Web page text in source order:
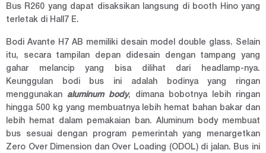
Bus R260 yang dapat disaksikan langsung di booth Hino yang
terletak di Hall7 E.
Bodi Avante H7 AB memiliki desain model double glass. Selain
itu, secara tampilan depan didesain dengan tampang yang
gahar melancip yang bisa dilihat dari headlamp-nya.
Keunggulan bodi bus ini adalah bodinya yang ringan
menggunakan aluminum body, dimana bobotnya lebih ringan
hingga 500 kg yang membuatnya lebih hemat bahan bakar dan
lebih hemat dalam pemakaian ban. Aluminum body membuat
bus sesuai dengan program pemerintah yang menargetkan
Zero Over Dimension dan Over Loading (ODOL) di jalan. Bus ini